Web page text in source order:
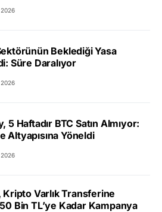
Beklediği Yasa
Süre Daralıyor
5 Haftadır BTC Satın Almıyor:
Altyapısına Yöneldi
Kripto Varlık Transferine
Bin TL’ye Kadar Kampanya